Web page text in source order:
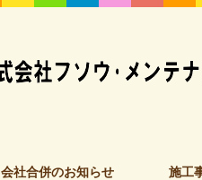
会社合併のお知らせ 施工